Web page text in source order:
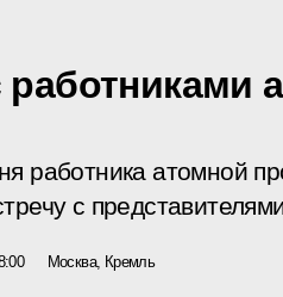
работниками
работника атомной
с
Москва, Кремль